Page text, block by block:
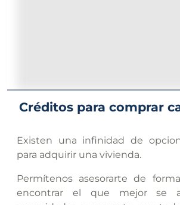
Créditos para comprar
Existen una infinidad de
para adquirir una vivienda.
Permítenos asesorarte de
encontrar el que mejor se